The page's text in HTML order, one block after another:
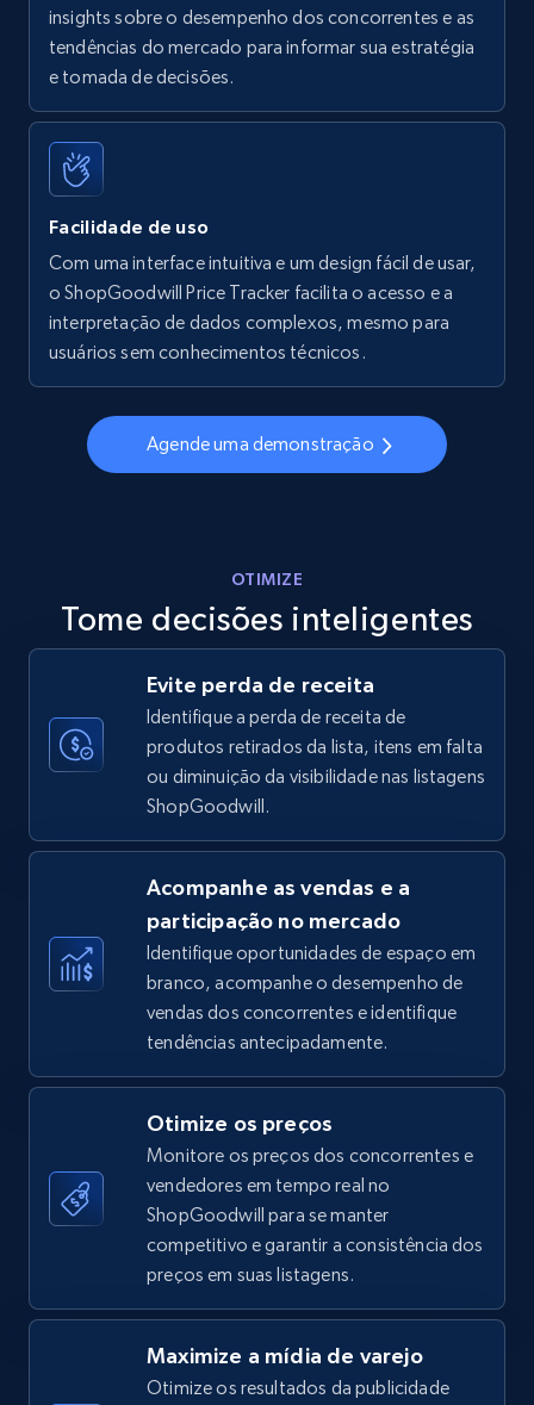
Walmart - products - Find new products by
using specific category URL
URL, Final price, Sku, Currency, Gtin,
Specifications, Image urls, Top reviews, and
more.
Walmart - products - Collects products by
specific keywords
URL, Final price, Sku, Currency, Gtin,
Specifications, Image urls, Top reviews, and
using sku numbers
URL, Final price, Sku, Currency, Gtin,
Specifications, Image urls, Top reviews, and
5.6K+ 875+ Comece agora
TikTok Shop
URL, Title, Available, Description, Currency, Initial
price, Final price, Discount percent, and more.
5.4K+ 668+ Comece agora
TikTok Shop - category
URL, Title, Available, Description, Currency, Initial
price, Final price, Discount percent, and more.
insights sobre o desempenho dos concorrentes e as
tendências do mercado para informar sua estratégia
e tomada de decisões.
Facilidade de uso
Com uma interface intuitiva e um design fácil de usar,
o ShopGoodwill Price Tracker facilita o acesso e a
interpretação de dados complexos, mesmo para
usuários sem conhecimentos técnicos.
Agende uma demonstração
OTIMIZE
Tome decisões inteligentes
Evite perda de receita
Identifique a perda de receita de
produtos retirados da lista, itens em falta
ou diminuição da visibilidade nas listagens
ShopGoodwill.
Acompanhe as vendas e a
participação no mercado
Identifique oportunidades de espaço em
branco, acompanhe o desempenho de
vendas dos concorrentes e identifique
tendências antecipadamente.
Otimize os preços
Monitore os preços dos concorrentes e
vendedores em tempo real no
ShopGoodwill para se manter
competitivo e garantir a consistência dos
preços em suas listagens.
Maximize a mídia de varejo
Otimize os resultados da publicidade